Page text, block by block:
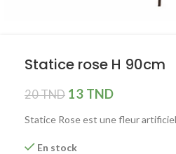
Statice rose H 90cm
20TND 13 TND
Statice Rose est une fleur
En stock